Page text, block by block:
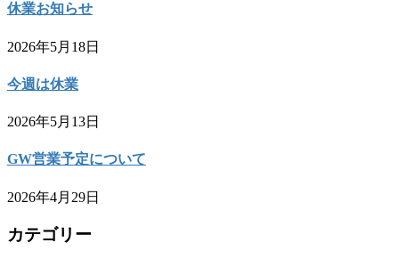
休業お知らせ
2026年5月18日
今週は休業
2026年5月13日
GW営業予定について
2026年4月29日
カテゴリー